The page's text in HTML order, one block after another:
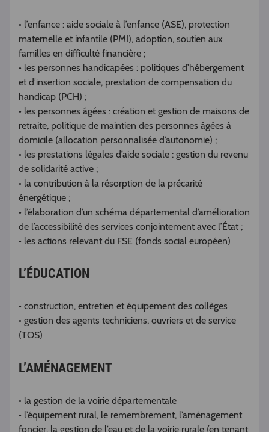
• l’enfance : aide sociale à l’enfance (ASE), protection
maternelle et infantile (PMI), adoption, soutien aux
familles en difficulté financière ;
• les personnes handicapées : politiques d’hébergement
et d’insertion sociale, prestation de compensation du
handicap (PCH) ;
• les personnes âgées : création et gestion de maisons de
retraite, politique de maintien des personnes âgées à
domicile (allocation personnalisée d’autonomie) ;
• les prestations légales d’aide sociale : gestion du revenu
de solidarité active ;
• la contribution à la résorption de la précarité
énergétique ;
• l’élaboration d’un schéma départemental d’amélioration
de l’accessibilité des services conjointement avec l’État ;
• les actions relevant du FSE (fonds social européen)
L’ÉDUCATION
• construction, entretien et équipement des collèges
• gestion des agents techniciens, ouvriers et de service
(TOS)
L’AMÉNAGEMENT
• la gestion de la voirie départementale
• l’équipement rural, le remembrement, l’aménagement
foncier, la gestion de l’eau et de la voirie rurale (en tenant